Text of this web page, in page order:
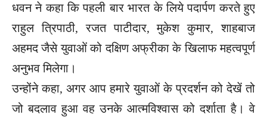
धवन ने कहा कि पहली बार भारत के लिये पदार्पण करते हुए
राहुल त्रिपाठी, रजत पाटीदार, मुकेश कुमार, शाहबाज
अहमद जैसे युवाओं को दक्षिण अफ्रीका के खिलाफ महत्वपूर्ण
अनुभव मिलेगा।
उन्होंने कहा, अगर आप हमारे युवाओं के प्रदर्शन को देखें तो
जो बदलाव हुआ वह उनके आत्मविश्वास को दर्शाता है। वे